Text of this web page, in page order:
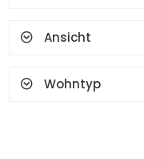
Ansicht
Wohntyp